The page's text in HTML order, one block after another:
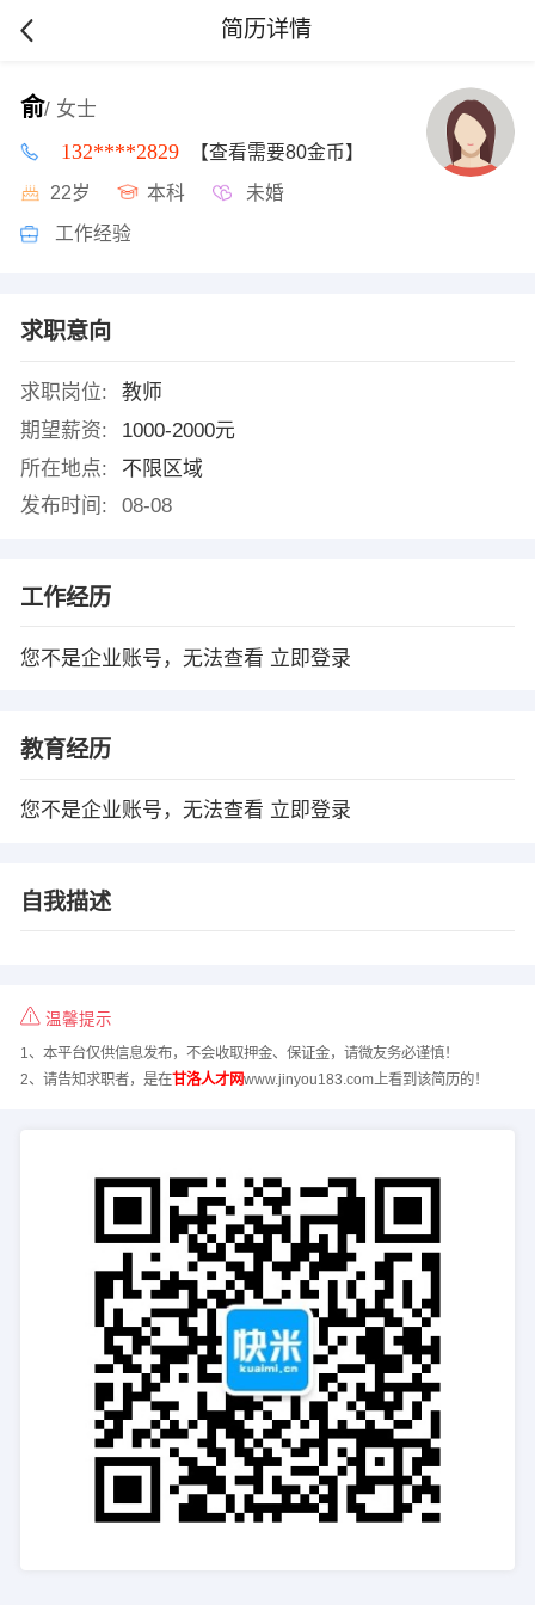
简历详情
俞/ 女士
132****2829 【查看需要80金币】
22岁 本科 未婚
工作经验
求职意向
求职岗位:
教师
期望薪资:
1000-2000元
所在地点:
不限区域
发布时间:
08-08
工作经历
您不是企业账号，无法查看 立即登录
教育经历
您不是企业账号，无法查看 立即登录
自我描述
温馨提示
1、本平台仅供信息发布，不会收取押金、保证金，请微友务必谨慎！
2、请告知求职者，是在甘洛人才网www.jinyou183.com上看到该简历的！